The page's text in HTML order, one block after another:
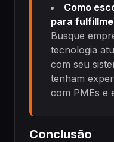
Como
para
Busque
tecnologia
com seu
tenham
com PMEs e
Conclusão